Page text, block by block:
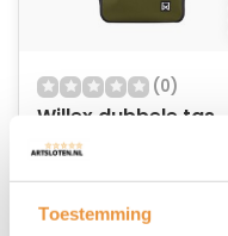
Toestemming
(0)
Willex dubbele tas
Combi Waterdicht
Op voorraad